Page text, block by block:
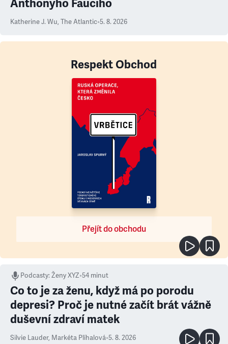
Anthonyho Fauciho
Katherine J. Wu, The Atlantic•5. 8. 2026
Respekt Obchod
Přejít do obchodu
Podcasty:Ženy XYZ•54 minut
Co to je za ženu, když má po porodu
depresi? Proč je nutné začít brát vážně
duševní zdraví matek
Silvie Lauder, Markéta Plíhalová•5. 8. 2026